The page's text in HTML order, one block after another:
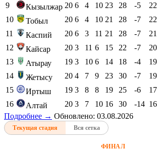
9
Кызылжар 20 6 4 10 23 28 -5 22
10
Тобыл 20 6 4 10 21 28 -7 22
11
Каспий 20 6 3 11 21 28 -7 21
12
Кайсар 20 3 11 6 15 22 -7 20
13
Атырау 19 3 10 6 14 18 -4 19
14
Жетысу 20 4 7 9 23 30 -7 19
15
Иртыш 19 3 8 8 19 25 -6 17
16
Алтай 20 3 7 10 16 30 -14 16
Подробнее → Обновлено: 03.08.2026
Текущая стадия Вся сетка
ФИНАЛ